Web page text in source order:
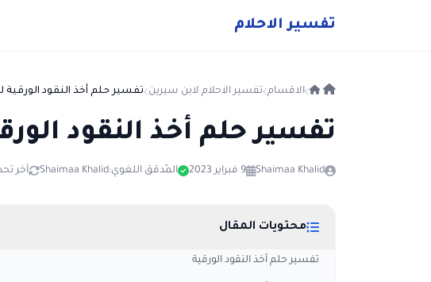
تفسير الاحلام
الاقسام تفسير الاحلام لابن سيرين تفسير حلم أخذ النقود الورقية
تفسير حلم أخذ النقود
Shaimaa Khalid 9 فبراير 2023 المُدقق اللغوي:Shaimaa Khalid آخر تحديث: 9
محتويات المقال
تفسير حلم أخذ النقود الورقية